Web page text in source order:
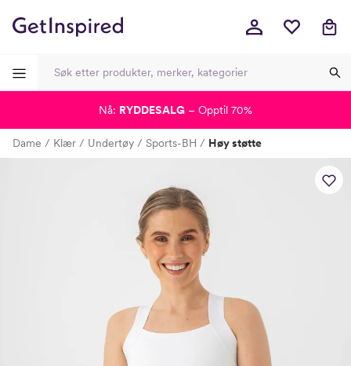
Dame Klær Undertøy Sports-BH Høy støtte
Nå: RYDDESALG – Opptil 70%
-
-
-
-